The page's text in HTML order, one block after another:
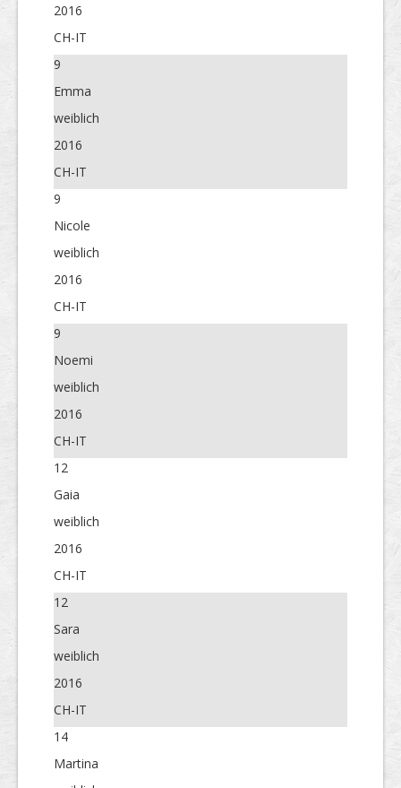
2016
CH-IT
9
Emma
weiblich
2016
CH-IT
9
Nicole
weiblich
2016
CH-IT
9
Noemi
weiblich
2016
CH-IT
12
Gaia
weiblich
2016
CH-IT
12
Sara
weiblich
2016
CH-IT
14
Martina